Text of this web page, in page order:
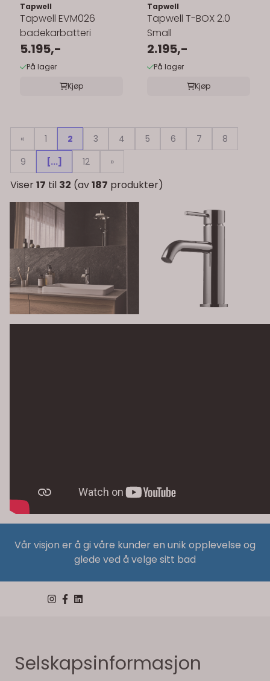
Tapwell
Tapwell EVM026
badekarbatteri
5.195,-
På lager
Kjøp
Tapwell
Tapwell T-BOX 2.0
Small
2.195,-
På lager
Kjøp
« 1 2 3 4 5 6 7
8
9
[...] 12 »
Viser17 til 32 (av187 produkter)
Vår visjon er å gi våre kunder en unik opplevelse og
glede ved å velge sitt bad
Selskapsinformasjon